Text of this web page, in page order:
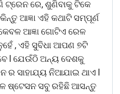
ଟ୍ରେନ ରେ, ଶୁଣିବାକୁ ଟିକେ
ଆଜ୍ଞା ଏହି କଥାଟି ସମ୍ପୂର୍ଣ
ଆଜ୍ଞା ଗୋଟିଏ ରେଳ
, ଏହି ସୁବିଧା ଆପଣ ୭ଟି
l ଯେଉଁଠି ଅନ୍ୟ ଦେଶକୁ
ର ସାହାଯ୍ୟ ନିଆଯାଇ ଥାଏ l
ଷ୍ଟେସନ ସବୁ ରହିଛି ଆସନ୍ତୁ